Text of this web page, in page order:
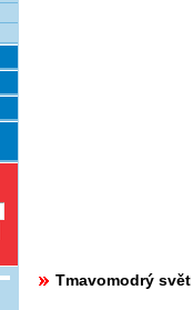
Tmavomodrý